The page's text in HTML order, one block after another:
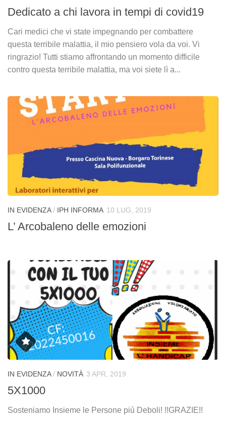
Dedicato a chi lavora in tempi di covid19
Cari medici che vi state impegnando per combattere
questa terribile malattia, il mio pensiero vola da voi. Vi
ringrazio! Tutti stiamo affrontando un momento difficile
contro questa terribile malattia, ma voi siete lì a...
IN EVIDENZA/ IPH INFORMA 10 LUG, 2019
L’ Arcobaleno delle emozioni
IN EVIDENZA/ NOVITÀ 3 APR, 2019
5X1000
Sosteniamo Insieme le Persone più Deboli! !!GRAZIE!!